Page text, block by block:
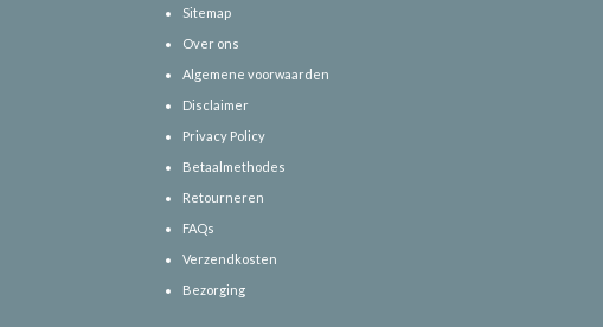
Sitemap
Over ons
Algemene voorwaarden
Disclaimer
Privacy Policy
Betaalmethodes
Retourneren
FAQs
Verzendkosten
Bezorging